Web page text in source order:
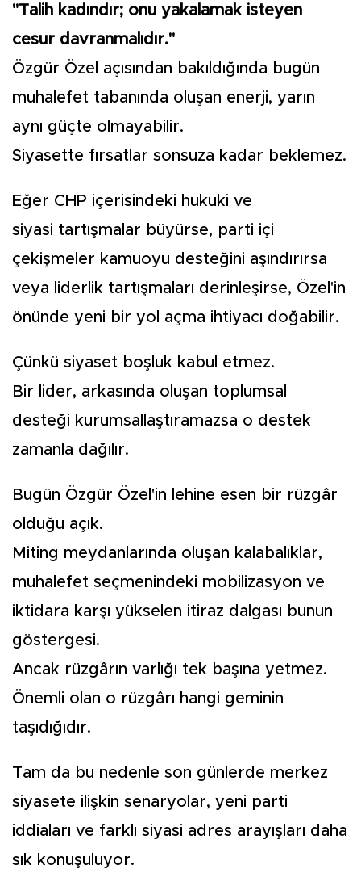
"Talih kadındır; onu yakalamak isteyen
cesur davranmalıdır."
Özgür Özel açısından bakıldığında bugün
muhalefet tabanında oluşan enerji, yarın
aynı güçte olmayabilir.
Siyasette fırsatlar sonsuza kadar beklemez.
Eğer CHP içerisindeki hukuki ve
siyasi tartışmalar büyürse, parti içi
çekişmeler kamuoyu desteğini aşındırırsa
veya liderlik tartışmaları derinleşirse, Özel'in
önünde yeni bir yol açma ihtiyacı doğabilir.
Çünkü siyaset boşluk kabul etmez.
Bir lider, arkasında oluşan toplumsal
desteği kurumsallaştıramazsa o destek
zamanla dağılır.
Bugün Özgür Özel'in lehine esen bir rüzgâr
olduğu açık.
Miting meydanlarında oluşan kalabalıklar,
muhalefet seçmenindeki mobilizasyon ve
iktidara karşı yükselen itiraz dalgası bunun
göstergesi.
Ancak rüzgârın varlığı tek başına yetmez.
Önemli olan o rüzgârı hangi geminin
taşıdığıdır.
Tam da bu nedenle son günlerde merkez
siyasete ilişkin senaryolar, yeni parti
iddiaları ve farklı siyasi adres arayışları daha
sık konuşuluyor.